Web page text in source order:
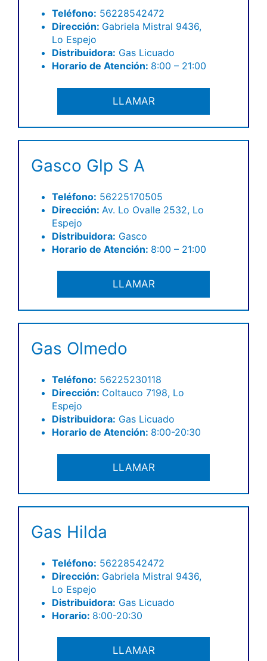
Teléfono: 56228542472
Dirección: Gabriela Mistral 9436,
Lo Espejo
Distribuidora: Gas Licuado
Horario de Atención: 8:00 – 21:00
LLAMAR
Gasco Glp S A
Teléfono: 56225170505
Dirección: Av. Lo Ovalle 2532, Lo
Espejo
Distribuidora: Gasco
Horario de Atención: 8:00 – 21:00
LLAMAR
Gas Olmedo
Teléfono: 56225230118
Dirección: Coltauco 7198, Lo
Espejo
Distribuidora: Gas Licuado
Horario de Atención: 8:00-20:30
LLAMAR
Gas Hilda
Teléfono: 56228542472
Dirección: Gabriela Mistral 9436,
Lo Espejo
Distribuidora: Gas Licuado
Horario: 8:00-20:30
LLAMAR